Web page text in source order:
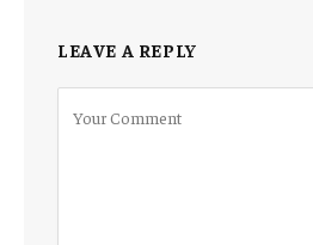
LEAVE A REPLY